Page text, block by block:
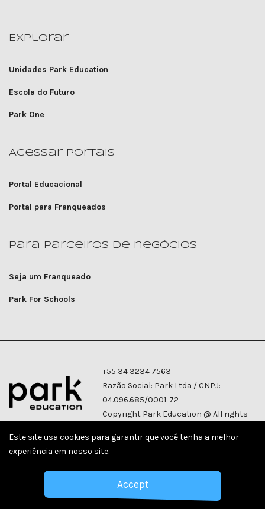
Explorar
Unidades Park Education
Escola do Futuro
Park One
Para parceiros de negócios
Seja um Franqueado
Park For Schools
Acessar portais
Portal Educacional
Portal para Franqueados
+55 34 3234 7563
Razão Social: Park Ltda / CNPJ:
04.096.685/0001-72
Copyright Park Education @ All rights
Este site usa cookies para garantir que você tenha a melhor
experiência em nosso site.
Accept